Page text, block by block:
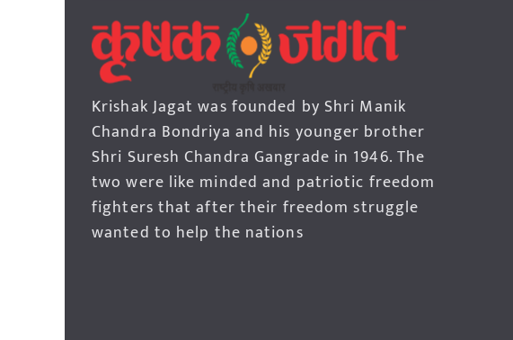
Krishak Jagat was founded by Shri Manik
Chandra Bondriya and his younger brother
Shri Suresh Chandra Gangrade in 1946. The
two were like minded and patriotic freedom
fighters that after their freedom struggle
wanted to help the nations